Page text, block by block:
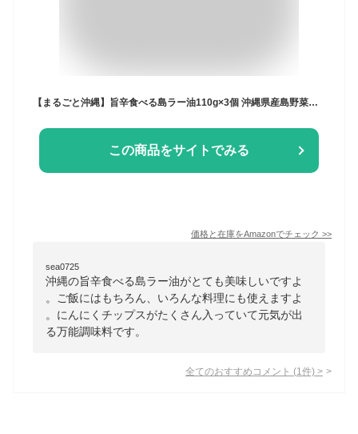
【まるごと沖縄】旨辛食べる島ラー油110g×3個 沖縄県産島野菜・香辛料使用 旨辛万能調味料 ご飯・チャーハン・パスタ・サラダに ピパーツ入り 食べるラー油 お取り寄せ
この商品をサイトでみる
価格と在庫をAmazonでチェック >>
sea0725
沖縄の旨辛食べる島ラー油がとても美味しいですよ
。ご飯にはもちろん、いろんな料理にも使えますよ
。にんにくチップスがたくさん入っていて元気が出
る万能調味料です。
全てのおすすめコメント (1 件) >